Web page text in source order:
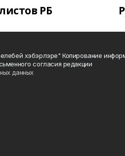
РБ
хэбэрлэре" Копирование
согласия редакции
данных